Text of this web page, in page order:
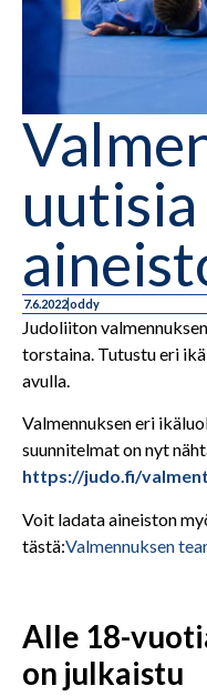
uutisia
7.6.2022oddy
Judoliiton
torstaina. Tutustu eri
avulla.
Valmennuksen eri
suunnitelmat on nyt
https://judo.fi/
Voit ladata aineiston
tästä:Valmennuksen
Alle 18-
on julkaistu